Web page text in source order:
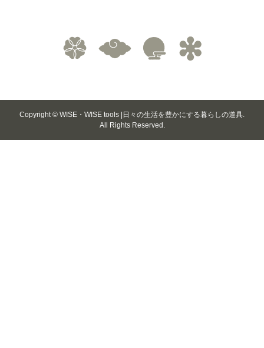
Copyright © WISE・WISE tools |日々の生活を豊かにする暮らしの道具.
All Rights Reserved.